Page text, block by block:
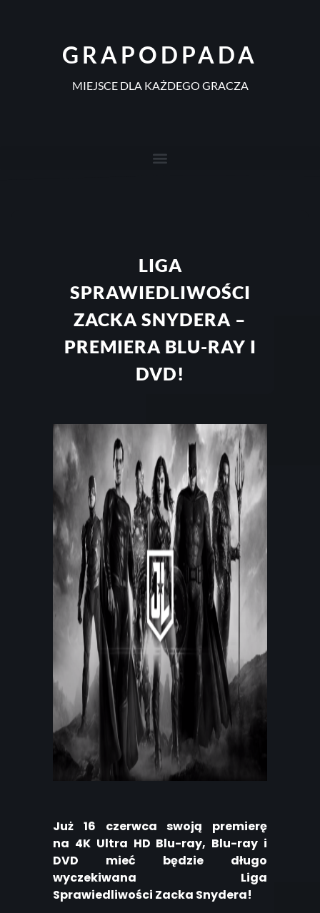
GRAPODPADA
MIEJSCE DLA KAŻDEGO GRACZA
LIGA
SPRAWIEDLIWOŚCI
ZACKA SNYDERA –
PREMIERA BLU-RAY I
DVD!
Już 16 czerwca swoją premierę
na 4K Ultra HD Blu-ray, Blu-ray i
DVD mieć będzie długo
wyczekiwana Liga
Sprawiedliwości Zacka Snydera!